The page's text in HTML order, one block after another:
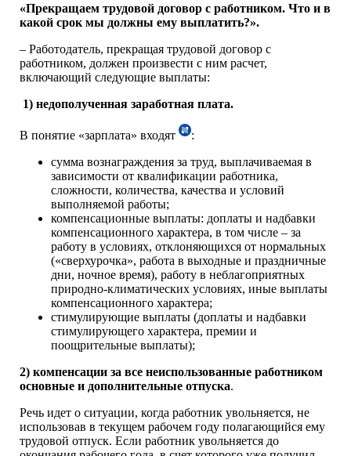
«Прекращаем трудовой договор с работником. Что и в
какой срок мы должны ему выплатить?».
– Работодатель, прекращая трудовой договор с
работником, должен произвести с ним расчет,
включающий следующие выплаты:
1) недополученная заработная плата.
В понятие «зарплата» входят
:
сумма вознаграждения за труд, выплачиваемая в
зависимости от квалификации работника,
сложности, количества, качества и условий
выполняемой работы;
компенсационные выплаты: доплаты и надбавки
компенсационного характера, в том числе – за
работу в условиях, отклоняющихся от нормальных
(«сверхурочка», работа в выходные и праздничные
дни, ночное время), работу в неблагоприятных
природно-климатических условиях, иные выплаты
компенсационного характера;
стимулирующие выплаты (доплаты и надбавки
стимулирующего характера, премии и
поощрительные выплаты);
2) компенсации за все неиспользованные работником
основные и дополнительные отпуска.
Речь идет о ситуации, когда работник увольняется, не
использовав в текущем рабочем году полагающийся ему
трудовой отпуск. Если работник увольняется до